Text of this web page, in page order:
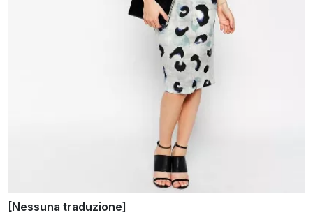
[Nessuna traduzione]